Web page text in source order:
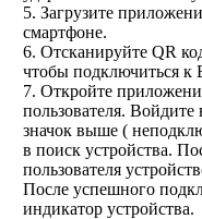
5. Загрузите
смартфоне.
6. Отсканируйте QR
чтобы подключиться к
7. Откройте
пользователя.
значок выше (
в поиск устройства.
пользователя
После успешного
индикатор устройства.